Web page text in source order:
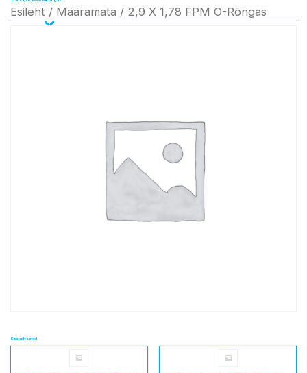
Esileht / Määramata / 2,9 X 1,78 FPM O-Rõngas
Seotud tooted